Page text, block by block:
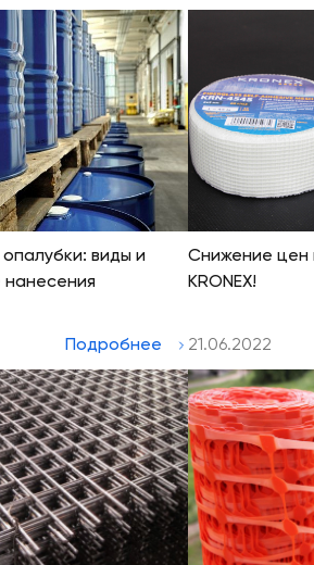
виды и
Подробнее
Снижение цен
KRONEX!
21.06.2022